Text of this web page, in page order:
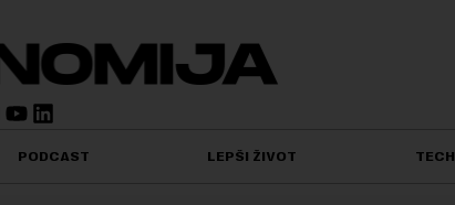
PODCAST LEPŠI ŽIVOT TECH